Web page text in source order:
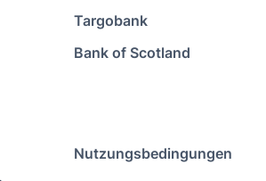
Targobank
Bank of Scotland
Nutzungsbedingungen